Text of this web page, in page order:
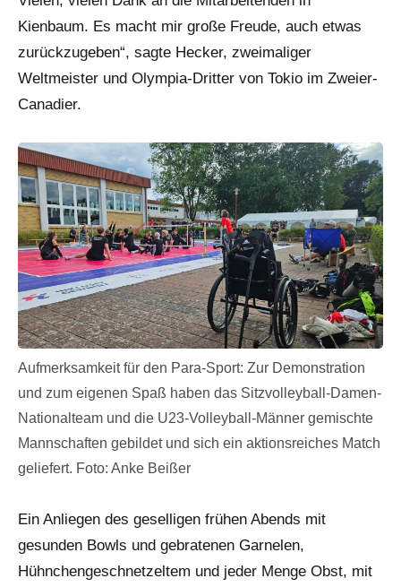
Kienbaum. Es macht mir große Freude, auch etwas
zurückzugeben“, sagte Hecker, zweimaliger
Weltmeister und Olympia-Dritter von Tokio im Zweier-
Canadier.
Aufmerksamkeit für den Para-Sport: Zur Demonstration
und zum eigenen Spaß haben das Sitzvolleyball-Damen-
Nationalteam und die U23-Volleyball-Männer gemischte
Mannschaften gebildet und sich ein aktionsreiches Match
geliefert. Foto: Anke Beißer
Ein Anliegen des geselligen frühen Abends mit
gesunden Bowls und gebratenen Garnelen,
Hühnchengeschnetzeltem und jeder Menge Obst, mit